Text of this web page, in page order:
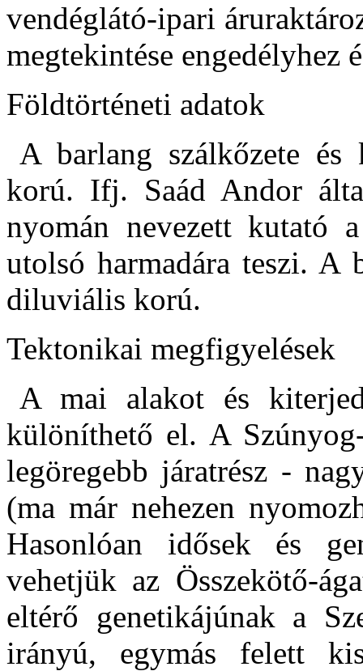
vendéglátó-ipari
megtekintése engedélyhez
Földtörténeti adatok
A barlang szálkőzete és
korú. Ifj. Saád Andor
nyomán nevezett kutató
utolsó harmadára teszi. A
diluviális korú.
Tektonikai megfigyelések
A mai alakot és
különíthető el. A
legöregebb járatrész -
(ma már nehezen
Hasonlóan idősek és
vehetjük az Összekötő-
eltérő genetikájúnak a
irányú, egymás felett